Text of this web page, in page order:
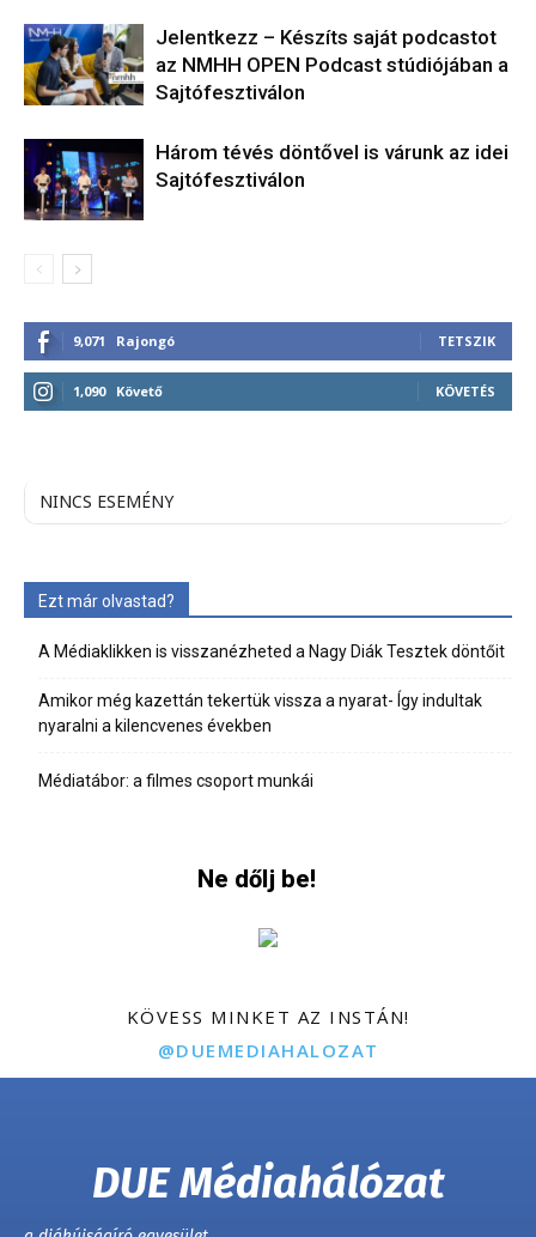
Jelentkezz – Készíts saját podcastot
az NMHH OPEN Podcast stúdiójában a
Sajtófesztiválon
Három tévés döntővel is várunk az idei
Sajtófesztiválon
9,071 Rajongó TETSZIK
1,090 Követő KÖVETÉS
NINCS ESEMÉNY
Ezt már olvastad?
A Médiaklikken is visszanézheted a Nagy Diák Tesztek döntőit
Amikor még kazettán tekertük vissza a nyarat- Így indultak
nyaralni a kilencvenes években
Médiatábor: a filmes csoport munkái
Ne dőlj be!
KÖVESS MINKET AZ INSTÁN!
@DUEMEDIAHALOZAT
DUE Médiahálózat